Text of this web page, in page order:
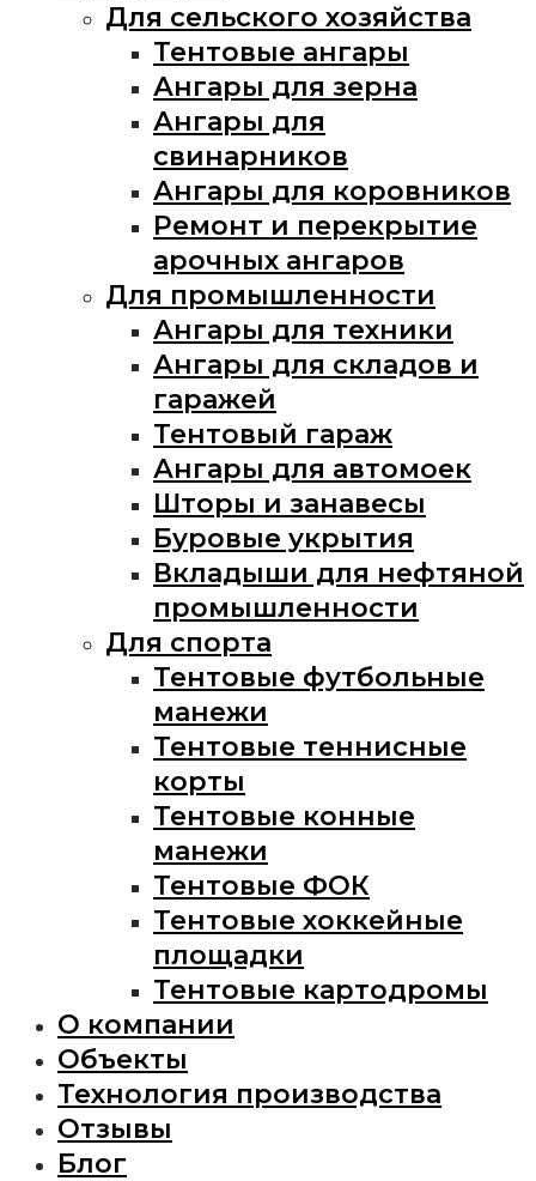
Для сельского хозяйства
Тентовые ангары
Ангары для зерна
Ангары для
свинарников
Ангары для коровников
Ремонт и перекрытие
арочных ангаров
Для промышленности
Ангары для техники
Ангары для складов и
гаражей
Тентовый гараж
Ангары для автомоек
Шторы и занавесы
Буровые укрытия
Вкладыши для нефтяной
промышленности
Для спорта
Тентовые футбольные
манежи
Тентовые теннисные
корты
Тентовые конные
манежи
Тентовые ФОК
Тентовые хоккейные
площадки
Тентовые картодромы
О компании
Объекты
Технология производства
Отзывы
Блог